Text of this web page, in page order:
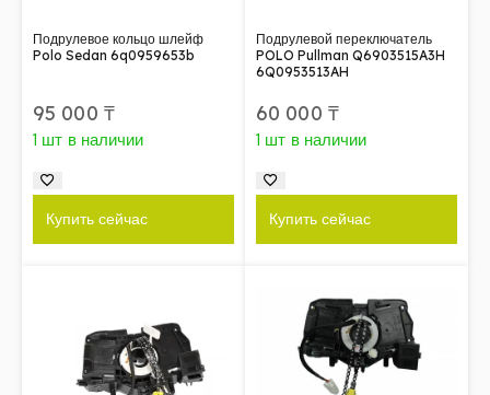
Подрулевое кольцо шлейф
Polo Sedan 6q0959653b
95 000 ₸
1 шт в наличии
Купить сейчас
Подрулевой переключатель
POLO Pullman Q6903515A3H
6Q0953513AH
60 000 ₸
1 шт в наличии
Купить сейчас